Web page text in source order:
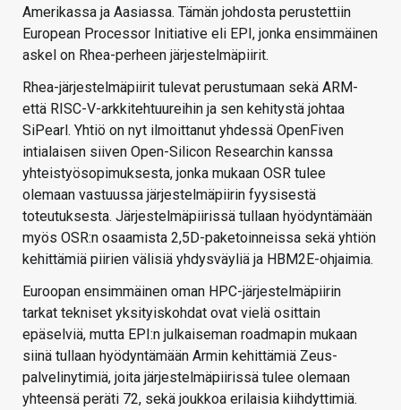
Amerikassa ja Aasiassa. Tämän johdosta perustettiin
European Processor Initiative eli EPI, jonka ensimmäinen
askel on Rhea-perheen järjestelmäpiirit.
Rhea-järjestelmäpiirit tulevat perustumaan sekä ARM-
että RISC-V-arkkitehtuureihin ja sen kehitystä johtaa
SiPearl. Yhtiö on nyt ilmoittanut yhdessä OpenFiven
intialaisen siiven Open-Silicon Researchin kanssa
yhteistyösopimuksesta, jonka mukaan OSR tulee
olemaan vastuussa järjestelmäpiirin fyysisestä
toteutuksesta. Järjestelmäpiirissä tullaan hyödyntämään
myös OSR:n osaamista 2,5D-paketoinneissa sekä yhtiön
kehittämiä piirien välisiä yhdysväyliä ja HBM2E-ohjaimia.
Euroopan ensimmäinen oman HPC-järjestelmäpiirin
tarkat tekniset yksityiskohdat ovat vielä osittain
epäselviä, mutta EPI:n julkaiseman roadmapin mukaan
siinä tullaan hyödyntämään Armin kehittämiä Zeus-
palvelinytimiä, joita järjestelmäpiirissä tulee olemaan
yhteensä peräti 72, sekä joukkoa erilaisia kiihdyttimiä.